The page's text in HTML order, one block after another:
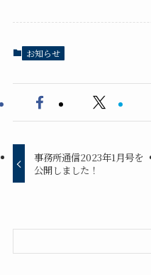
お知らせ
事務所通信2023年1月号を
公開しました！